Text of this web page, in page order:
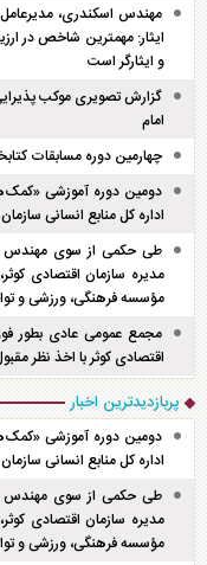
مهندس اسکندری،
ایثار: مهمترین شاخص در
و ایثارگر است
گزارش تصویری موکب
امام
چهارمین دوره مسابقات
دومین دوره آموزشی
اداره کل منابع انسانی
طی حکمی از سوی مهندس
مدیره سازمان اقتصادی
مؤسسه فرهنگی، ورزشی و
اقتصادی کوثر با اخذ نظر
پربازدیدترین اخبار
دومین دوره آموزشی
اداره کل منابع انسانی
طی حکمی از سوی مهندس
مدیره سازمان اقتصادی
مؤسسه فرهنگی، ورزشی و